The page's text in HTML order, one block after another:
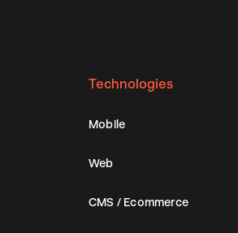
Technologies
Mobile
Web
CMS / Ecommerce